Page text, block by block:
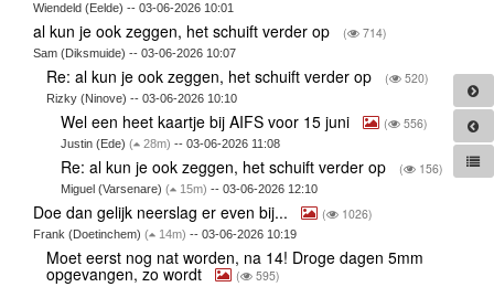
Wiendeld (Eelde) -- 03-06-2026 10:01
al kun je ook zeggen, het schuift verder op ( 714)
Sam (Diksmuide) -- 03-06-2026 10:07
Re: al kun je ook zeggen, het schuift verder op ( 520)
Rizky (Ninove) -- 03-06-2026 10:10
Wel een heet kaartje bij AIFS voor 15 juni ( 556)
Justin (Ede) ( 28m) -- 03-06-2026 11:08
Re: al kun je ook zeggen, het schuift verder op ( 156)
Miguel (Varsenare) ( 15m) -- 03-06-2026 12:10
Doe dan gelijk neerslag er even bij... ( 1026)
Frank (Doetinchem) ( 14m) -- 03-06-2026 10:19
Moet eerst nog nat worden, na 14! Droge dagen 5mm
opgevangen, zo wordt ( 595)